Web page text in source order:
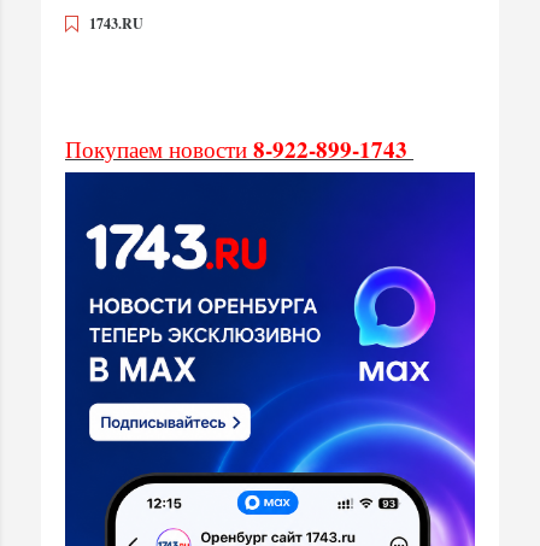
1743.RU
Покупаем новости 8-922-899-1743